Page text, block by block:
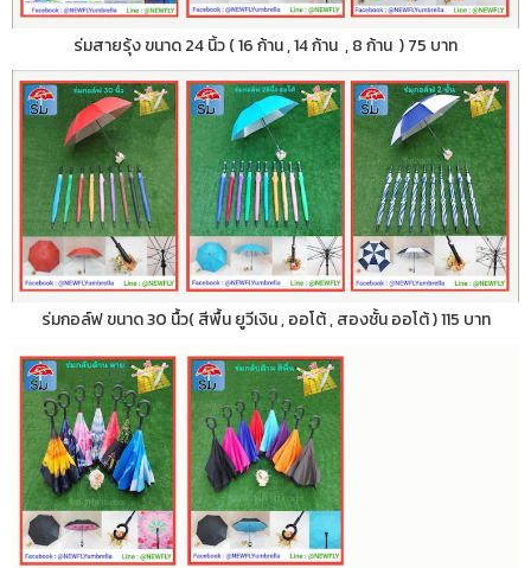
ร่มสายรุ้ง ขนาด 24 นิ้ว ( 16 ก้าน , 14 ก้าน , 8 ก้าน ) 75 บาท
ร่มกอล์ฟ ขนาด 30 นื้ว( สีพื้น ยูวีเงิน , ออโต้ , สองชั้น ออโต้ ) 115 บาท